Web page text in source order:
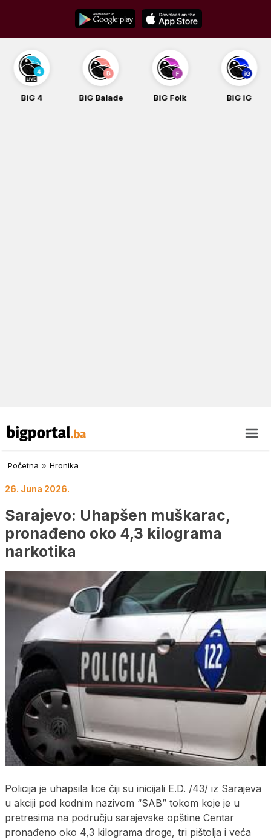
content
BiG 4 BiG Balade BiG Folk BiG iG
Početna » Hronika
26. Juna 2026.
Sarajevo: Uhapšen muškarac,
pronađeno oko 4,3 kilograma
narkotika
Policija je uhapsila lice čiji su inicijali E.D. /43/ iz Sarajeva
u akciji pod kodnim nazivom “SAB” tokom koje je u
pretresima na području sarajevske opštine Centar
pronađeno oko 4,3 kilograma droge, tri pištolja i veća